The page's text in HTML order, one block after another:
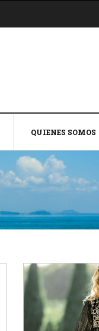
QUIENES SOMOS